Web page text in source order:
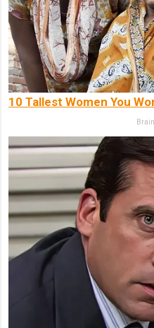
10 Tallest Women You